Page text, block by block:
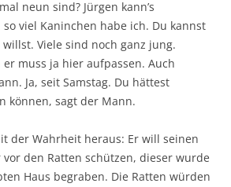
neun sind? Jürgen kann’s
viel Kaninchen habe ich. Du kannst
Viele sind noch ganz jung.
muss ja hier aufpassen. Auch
Ja, seit Samstag. Du hättest
können, sagt der Mann.
der Wahrheit heraus: Er will seinen
den Ratten schützen, dieser wurde
Haus begraben. Die Ratten würden